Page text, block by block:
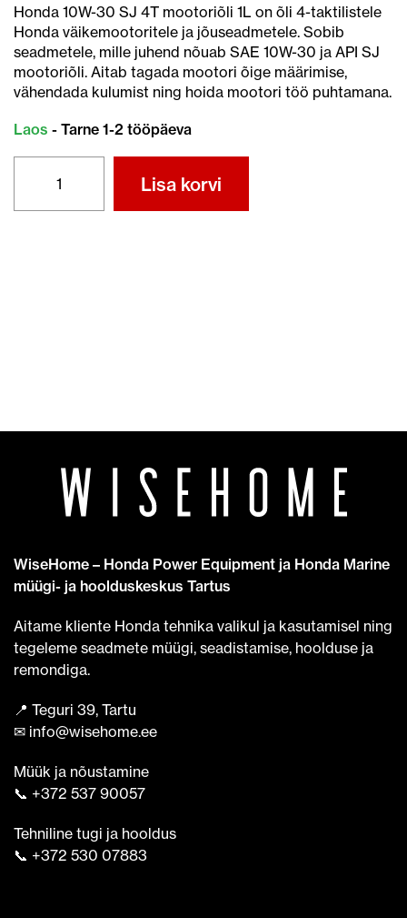
Honda 10W-30 SJ 4T mootoriõli 1L on õli 4-taktilistele
Honda väikemootoritele ja jõuseadmetele. Sobib
seadmetele, mille juhend nõuab SAE 10W-30 ja API SJ
mootoriõli. Aitab tagada mootori õige määrimise,
vähendada kulumist ning hoida mootori töö puhtamana.
Laos - Tarne 1-2 tööpäeva
Lisa korvi
WiseHome – Honda Power Equipment ja Honda Marine
müügi- ja hoolduskeskus Tartus
Aitame kliente Honda tehnika valikul ja kasutamisel ning
tegeleme seadmete müügi, seadistamise, hoolduse ja
remondiga.
📍 Teguri 39, Tartu
✉ info@wisehome.ee
Müük ja nõustamine
📞 +372 537 90057
Tehniline tugi ja hooldus
📞 +372 530 07883